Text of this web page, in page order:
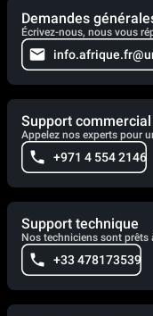
Demandes
Écrivez-nous, nous vous
Support commercial
Appelez nos experts pour
+971 4 554 2146
Support technique
Nos techniciens sont prêts
+33 478173539